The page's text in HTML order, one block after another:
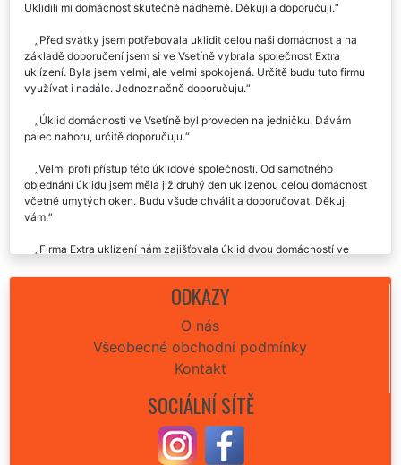
Uklidili mi domácnost skutečně nádherně. Děkuji a doporučuji.
Před svátky jsem potřebovala uklidit celou naši domácnost a na
základě doporučení jsem si ve Vsetíně vybrala společnost Extra
uklízení. Byla jsem velmi, ale velmi spokojená. Určitě budu tuto firmu
využívat i nadále. Jednoznačně doporučuju.
Úklid domácnosti ve Vsetíně byl proveden na jedničku. Dávám
palec nahoru, určitě doporučuju.
Velmi profi přístup této úklidové společnosti. Od samotného
objednání úklidu jsem měla již druhý den uklizenou celou domácnost
včetně umytých oken. Budu všude chválit a doporučovat. Děkuji
vám.
Firma Extra uklízení nám zajišťovala úklid dvou domácností ve
vystupování všech pracovnic. Skutečně precizní úklid kterému není
Nemám co by jsem vytkla. Úklid domácnosti ve Vsetíně proběhl bez
sebemenších problémů, doporučuji.
Včera jste mi narychlo zajišťovali úklid domácnosti v plzni pro mojí
maminku. Moc moc by jsem vám chtěla poděkovat, jste skvělí, určitě
vás budu všude doporučovat. Ještě jednou vám moc děkuji za vaši
Děkuju za skvěle odvedenou práci při úklidu mé domácnosti ve
ODKAZY
O nás
Všeobecné obchodní podmínky
Kontakt
SOCIÁLNÍ SÍTĚ